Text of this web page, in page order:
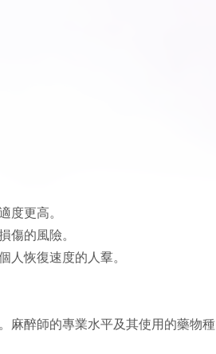
更高。
的風險。
恢復速度的人羣。
麻醉師的專業水平及其使用的藥物種